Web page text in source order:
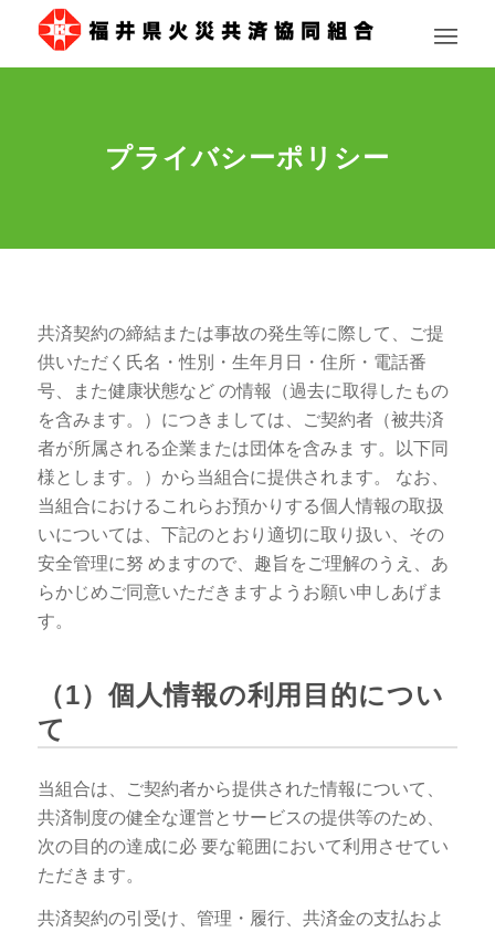
プライバシーポリシー
共済契約の締結または事故の発生等に際して、ご提
供いただく氏名・性別・生年月日・住所・電話番
号、また健康状態など の情報（過去に取得したもの
を含みます。）につきましては、ご契約者（被共済
者が所属される企業または団体を含みま す。以下同
様とします。）から当組合に提供されます。 なお、
当組合におけるこれらお預かりする個人情報の取扱
いについては、下記のとおり適切に取り扱い、その
安全管理に努 めますので、趣旨をご理解のうえ、あ
らかじめご同意いただきますようお願い申しあげま
す。
（1）個人情報の利用目的につい
て
当組合は、ご契約者から提供された情報について、
共済制度の健全な運営とサービスの提供等のため、
次の目的の達成に必 要な範囲において利用させてい
ただきます。
共済契約の引受け、管理・履行、共済金の支払およ